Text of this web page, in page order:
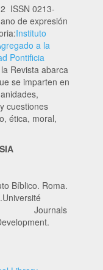
ISSN 0213-
de expresión
Instituto
a la
Pontificia
Revista abarca
se imparten en
cuestiones
ética, moral,
Bíblico. Roma.
Journals